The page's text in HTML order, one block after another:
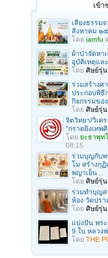
เข้า
เสียงธรรม
สิงหาคม ๒
โดย iamfu
ผ้าป่าจัดหา
อุบัติเหตุแล
โดย ศิษย์รุ่น
ร่วมสร้างศ
ประกอบพิธี
กิจกรรมของ
โดย ศิษย์รุ่น
จิตวิทยา/วิเค
"กราดยิงเทพ
โดย ยะธาพุท
08:15
ร่วมบุญกับ
โม สร้างกุฏิ
พญาเย็น...
โดย ศิษย์รุ่น
ร่วมทําบุญส
ห้อง วัดปร
โดย ศิษย์รุ่น
แบ่งปัน พร
9 ใบ หลวง
โดย THE